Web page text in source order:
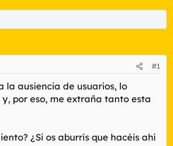
#1
la ausiencia de usuarios, lo
por eso, me extraña tanto esta
¿Si os aburrís que hacéis ahí